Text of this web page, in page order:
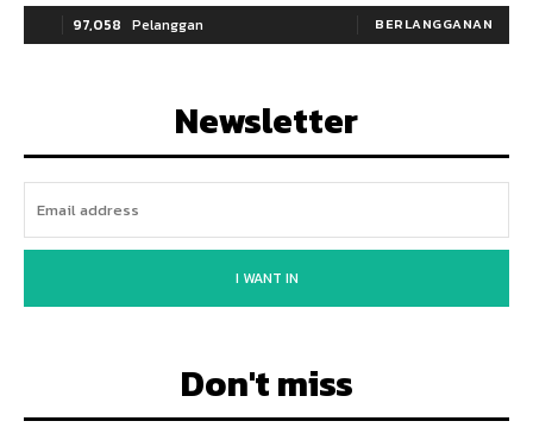
97,058 Pelanggan BERLANGGANAN
Newsletter
I WANT IN
Don't miss